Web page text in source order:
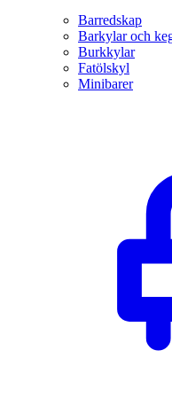
Barredskap
Barkylar och
Burkkylar
Fatölskyl
Minibarer